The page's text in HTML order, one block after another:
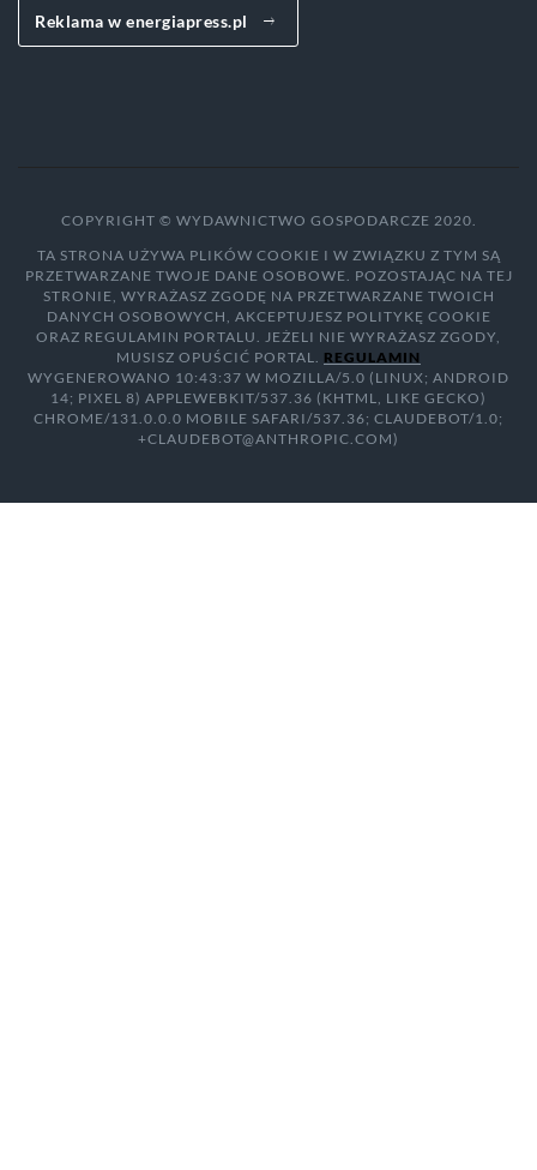
Reklama w energiapress.pl
COPYRIGHT © WYDAWNICTWO GOSPODARCZE 2020.
TA STRONA UŻYWA PLIKÓW COOKIE I W ZWIĄZKU Z TYM SĄ
PRZETWARZANE TWOJE DANE OSOBOWE. POZOSTAJĄC NA TEJ
STRONIE, WYRAŻASZ ZGODĘ NA PRZETWARZANE TWOICH
DANYCH OSOBOWYCH, AKCEPTUJESZ POLITYKĘ COOKIE
ORAZ REGULAMIN PORTALU. JEŻELI NIE WYRAŻASZ ZGODY,
MUSISZ OPUŚCIĆ PORTAL. REGULAMIN
WYGENEROWANO 10:43:37 W MOZILLA/5.0 (LINUX; ANDROID
14; PIXEL 8) APPLEWEBKIT/537.36 (KHTML, LIKE GECKO)
CHROME/131.0.0.0 MOBILE SAFARI/537.36; CLAUDEBOT/1.0;
+CLAUDEBOT@ANTHROPIC.COM)